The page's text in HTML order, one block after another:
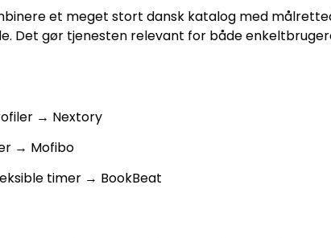
et meget stort dansk katalog med
Det gør tjenesten relevant for både
→ Nextory
→ Mofibo
timer → BookBeat